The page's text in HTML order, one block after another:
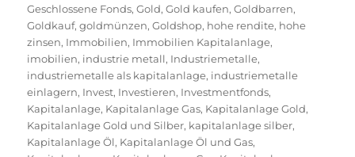
Geschlossene Fonds,Gold,Gold kaufen,Goldbarren,
Goldkauf,goldmünzen,Goldshop, hohe rendite, hohe
zinsen, Immobilien, Immobilien Kapitalanlage,
imobilien, industrie metall, Industriemetalle,
industriemetalle als kapitalanlage, industriemetalle
einlagern, Invest, Investieren, Investmentfonds,
Kapitalanlage, Kapitalanlage Gas, Kapitalanlage Gold,
Kapitalanlage Gold und Silber, kapitalanlage silber,
Kapitalanlage Öl, Kapitalanlage Öl und Gas,